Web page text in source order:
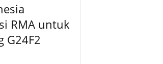
RMA untuk
G24F2